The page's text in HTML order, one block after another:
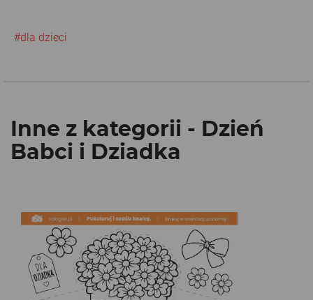
#dla dzieci
Inne z kategorii - Dzień
Babci i Dziadka